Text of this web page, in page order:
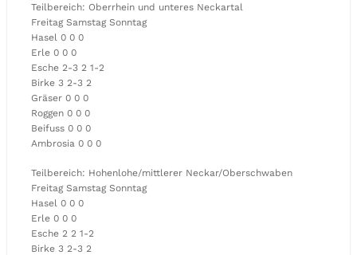
Teilbereich: Oberrhein und unteres Neckartal
Freitag Samstag Sonntag
Hasel 0 0 0
Erle 0 0 0
Esche 2-3 2 1-2
Birke 3 2-3 2
Gräser 0 0 0
Roggen 0 0 0
Beifuss 0 0 0
Ambrosia 0 0 0
Teilbereich: Hohenlohe/mittlerer Neckar/Oberschwaben
Freitag Samstag Sonntag
Hasel 0 0 0
Erle 0 0 0
Esche 2 2 1-2
Birke 3 2-3 2